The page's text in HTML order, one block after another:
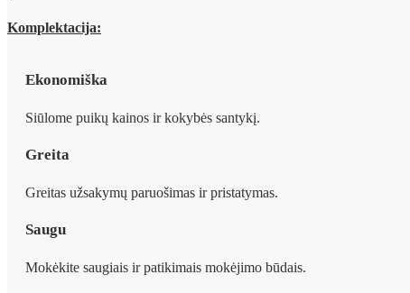
Komplektacija:
Ekonomiška
Siūlome puikų kainos ir kokybės santykį.
Greita
Greitas užsakymų paruošimas ir pristatymas.
Saugu
Mokėkite saugiais ir patikimais mokėjimo būdais.